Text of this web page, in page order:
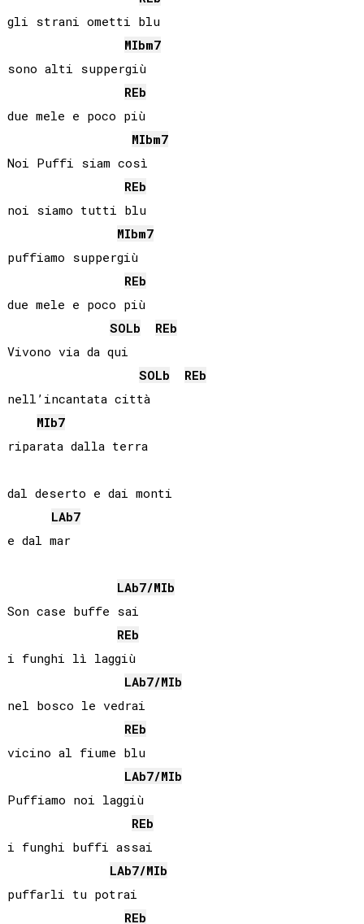
gli strani ometti blu
MIbm7
sono alti suppergiù
REb
due mele e poco più
MIbm7
Noi Puffi siam così
REb
noi siamo tutti blu
MIbm7
puffiamo suppergiù
REb
due mele e poco più
SOLb
REb
Vivono via da qui
SOLb
REb
nell’incantata città
MIb7
riparata dalla terra
dal deserto e dai monti
LAb7
e dal mar
LAb7/MIb
Son case buffe sai
REb
i funghi lì laggiù
LAb7/MIb
nel bosco le vedrai
REb
vicino al fiume blu
LAb7/MIb
Puffiamo noi laggiù
REb
i funghi buffi assai
LAb7/MIb
puffarli tu potrai
REb